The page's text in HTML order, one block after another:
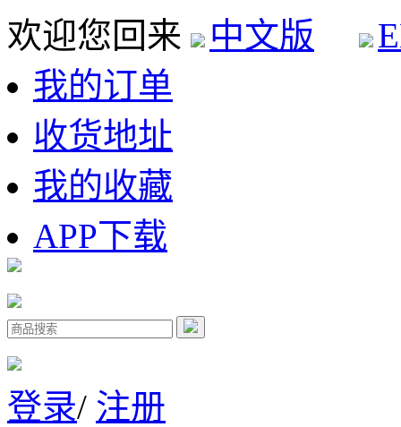
欢迎您回来 中文版
我的订单
收货地址
我的收藏
APP下载
登录/ 注册